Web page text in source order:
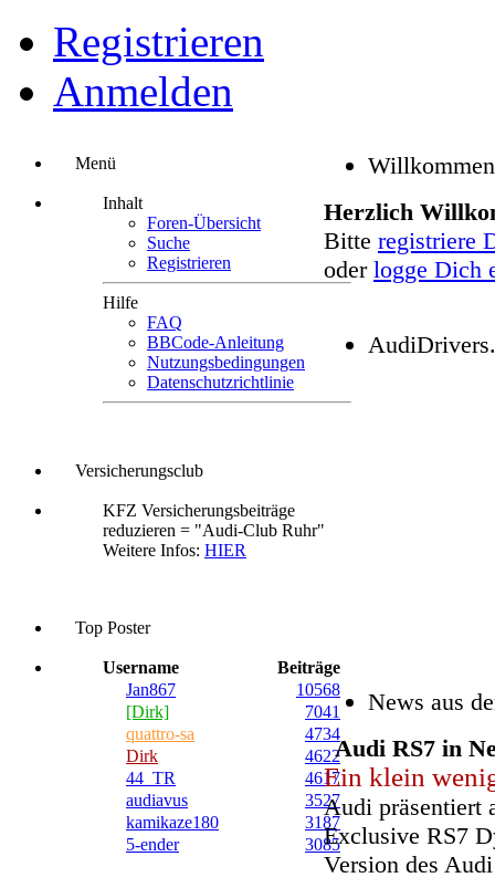
Registrieren
Anmelden
Inhalt
Foren-Übersicht
Suche
Registrieren
Hilfe
FAQ
BBCode-Anleitung
Nutzungsbedingungen
Datenschutzrichtlinie
Versicherungsclub
KFZ Versicherungsbeiträge
reduzieren = "Audi-Club Ruhr"
HIER
Top Poster
Username
Beiträge
Jan867
10568
[Dirk]
7041
quattro-sa
4734
Dirk
4622
44_TR
4617
audiavus
3527
kamikaze180
3187
5-ender
3085
Herzlich
Bitteregistriere
oder logge Dich
Audi RS7 in
Ein klein
Audi präsentiert
Exclusive RS7